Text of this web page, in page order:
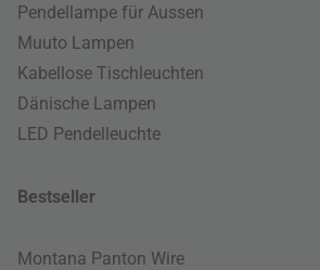
Pendellampe für Aussen
Muuto Lampen
Kabellose Tischleuchten
Dänische Lampen
LED Pendelleuchte
Bestseller
Montana Panton Wire